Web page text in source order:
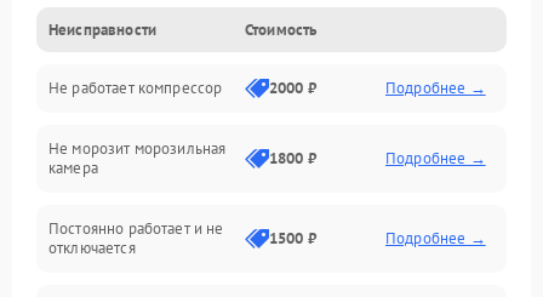
Механика
Электропитание
Дренаж
Неисправности Стоимость
Не работает компрессор 2000 ₽ Подробнее →
Не морозит морозильная
камера
1800 ₽ Подробнее →
Постоянно работает и не
отключается
1500 ₽ Подробнее →